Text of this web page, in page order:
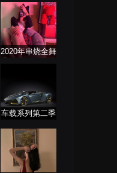
2020年串烧全舞
车载系列第二季